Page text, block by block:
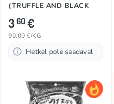
(TRUFFLE AND BLACK
PEPPER), 40g
360€
90.00 €/KG
Hetkel pole saadaval